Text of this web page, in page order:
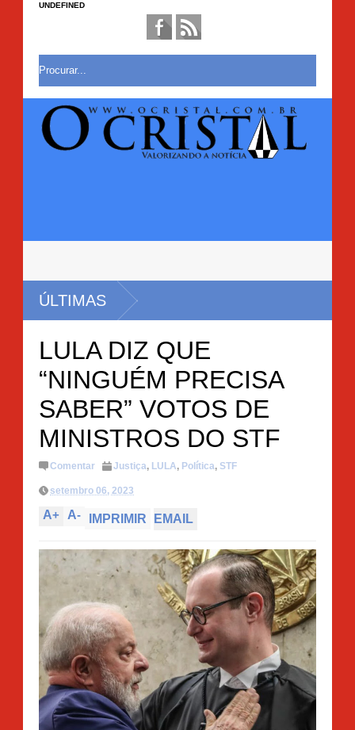
UNDEFINED
ÚLTIMAS
LULA DIZ QUE
“NINGUÉM PRECISA
SABER” VOTOS DE
MINISTROS DO STF
Comentar Justiça, LULA, Política, STF
setembro 06, 2023
A+ A- IMPRIMIR EMAIL